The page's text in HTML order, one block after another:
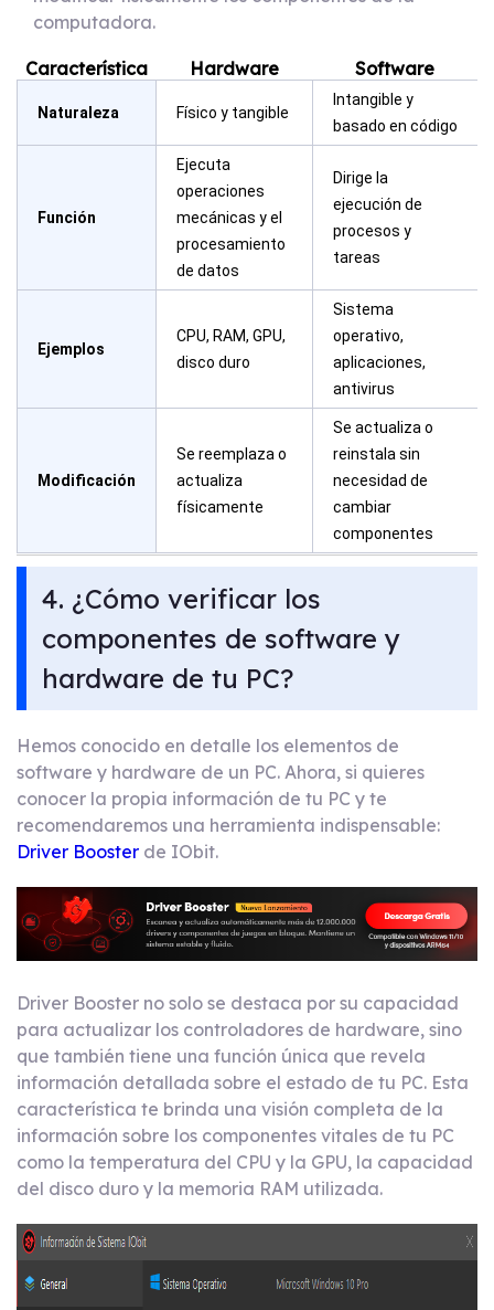
computadora.
Característica Hardware Software
Naturaleza Físico y tangible
Intangible y
basado en código
Función
Ejecuta
operaciones
mecánicas y el
procesamiento
de datos
Dirige la
ejecución de
procesos y
tareas
Ejemplos
CPU, RAM, GPU,
disco duro
Sistema
operativo,
aplicaciones,
antivirus
Modificación
Se reemplaza o
actualiza
físicamente
Se actualiza o
reinstala sin
necesidad de
cambiar
componentes
4. ¿Cómo verificar los
componentes de software y
hardware de tu PC?
Hemos conocido en detalle los elementos de
software y hardware de un PC. Ahora, si quieres
conocer la propia información de tu PC y te
recomendaremos una herramienta indispensable:
Driver Booster de IObit.
Driver Booster no solo se destaca por su capacidad
para actualizar los controladores de hardware, sino
que también tiene una función única que revela
información detallada sobre el estado de tu PC. Esta
característica te brinda una visión completa de la
información sobre los componentes vitales de tu PC
como la temperatura del CPU y la GPU, la capacidad
del disco duro y la memoria RAM utilizada.